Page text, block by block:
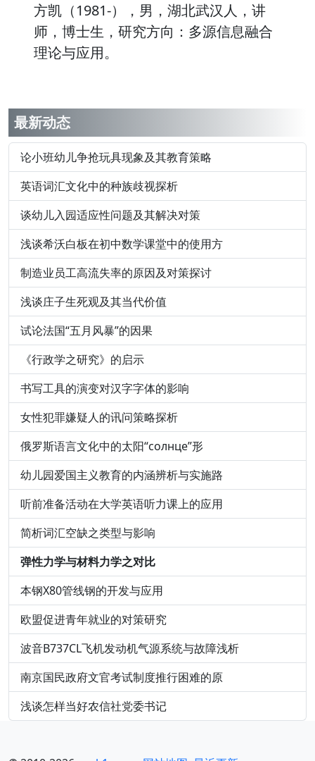
方凯（1981-），男，湖北武汉人，讲
师，博士生，研究方向：多源信息融合
理论与应用。
最新动态
论小班幼儿争抢玩具现象及其教育策略
英语词汇文化中的种族歧视探析
谈幼儿入园适应性问题及其解决对策
浅谈希沃白板在初中数学课堂中的使用方
制造业员工高流失率的原因及对策探讨
浅谈庄子生死观及其当代价值
试论法国“五月风暴”的因果
《行政学之研究》的启示
书写工具的演变对汉字字体的影响
女性犯罪嫌疑人的讯问策略探析
俄罗斯语言文化中的太阳“солнце”形
幼儿园爱国主义教育的内涵辨析与实施路
听前准备活动在大学英语听力课上的应用
简析词汇空缺之类型与影响
弹性力学与材料力学之对比
本钢X80管线钢的开发与应用
欧盟促进青年就业的对策研究
波音B737CL飞机发动机气源系统与故障浅析
南京国民政府文官考试制度推行困难的原
浅谈怎样当好农信社党委书记